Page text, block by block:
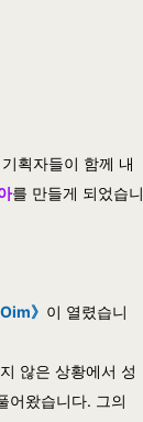
획자들이 함께 내
를 만들게 되었습니
》 이 열렸습니
않은 상황에서 성
어왔습니다. 그의